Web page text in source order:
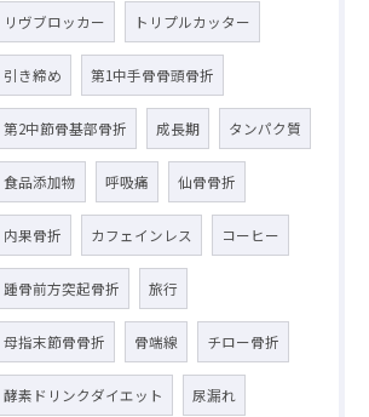
リヴブロッカー トリプルカッター
引き締め 第1中手骨骨頭骨折
第2中節骨基部骨折 成長期 タンパク質
食品添加物 呼吸痛 仙骨骨折
内果骨折 カフェインレス コーヒー
踵骨前方突起骨折 旅行
母指末節骨骨折 骨端線 チロー骨折
酵素ドリンクダイエット 尿漏れ